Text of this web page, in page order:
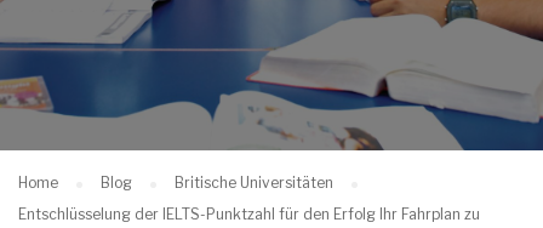
Home Blog
Britische Universitäten
Entschlüsselung der IELTS-Punktzahl für den Erfolg Ihr Fahrplan zu